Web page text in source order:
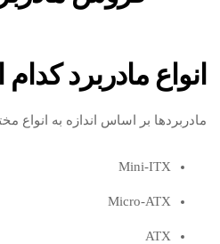
انواع مادربرد
مادربردها بر اساس اندازه به انواع
Mini-ITX
Micro-ATX
ATX